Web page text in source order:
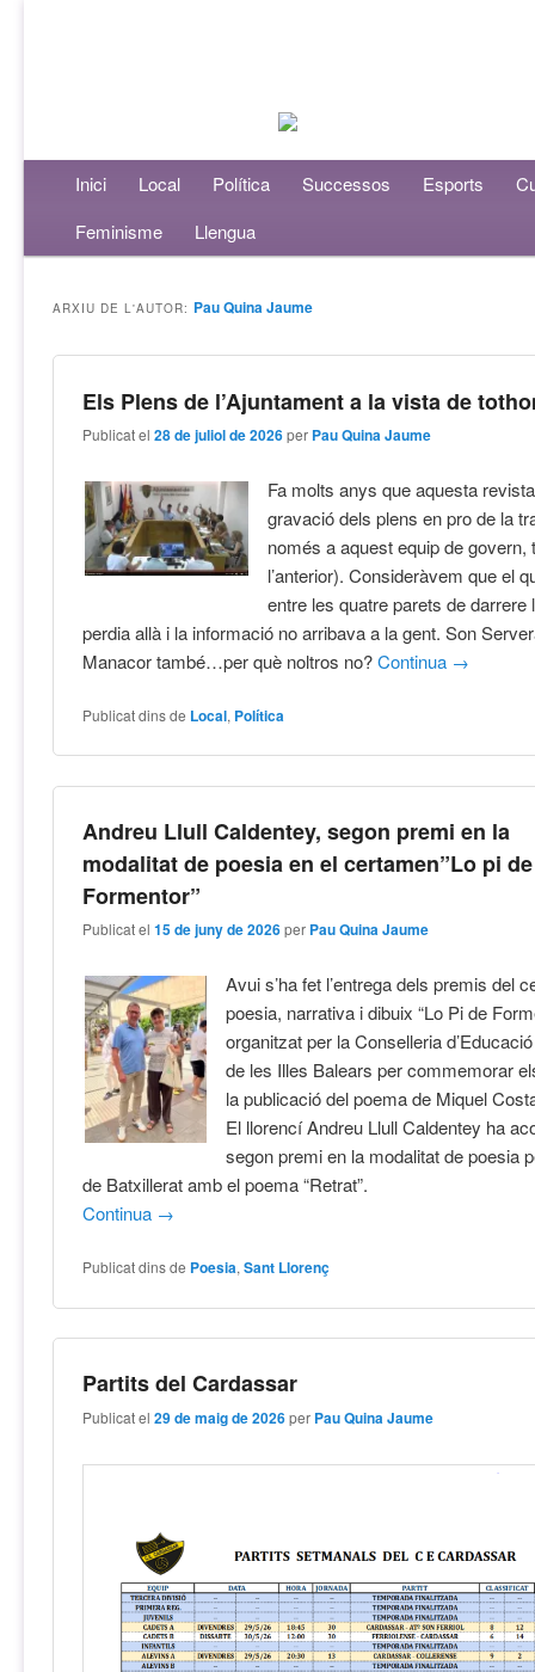
Menú principalAneu al contingut principal
Aneu al contingut secundari
Inici Local Política Successos Esports
Feminisme
Llengua
ARXIU DE L'AUTOR: Pau Quina Jaume
Els Plens de l’Ajuntament a la vista de
Publicat el28 de juliol de 2026 per Pau Quina Jaume
Fa molts anys que aquesta
gravació dels plens en pro de la
només a aquest equip de govern,
l’anterior). Consideràvem que el
entre les quatre parets de darrere
perdia allà i la informació no arribava a la gent. Son
Manacor també…per què noltros no?Continua →
Publicat dins de Local, Política
Andreu Llull Caldentey, segon premi en la
modalitat de poesia en el certamen”Lo pi de
Formentor”
Publicat el15 de juny de 2026 per Pau Quina Jaume
Avui s’ha fet l’entrega dels premis del
poesia, narrativa i dibuix “Lo Pi de
organitzat per la Conselleria
de les Illes Balears per commemorar
la publicació del poema de Miquel
El llorencí Andreu Llull Caldentey ha
segon premi en la modalitat de poesia
de Batxillerat amb el poema “Retrat”.
Continua →
Publicat dins de Poesia,Sant Llorenç
Partits del Cardassar
Publicat el29 de maig de 2026 per Pau Quina Jaume